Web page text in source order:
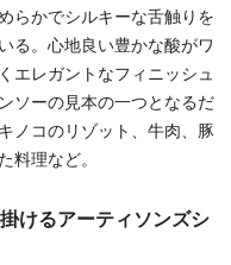
らかでシルキーな舌触りを
る。心地良い豊かな酸がワ
エレガントなフィニッシュ
ソーの見本の一つとなるだ
ノコのリゾット、牛肉、豚
料理など。
けるアーティソンズシ